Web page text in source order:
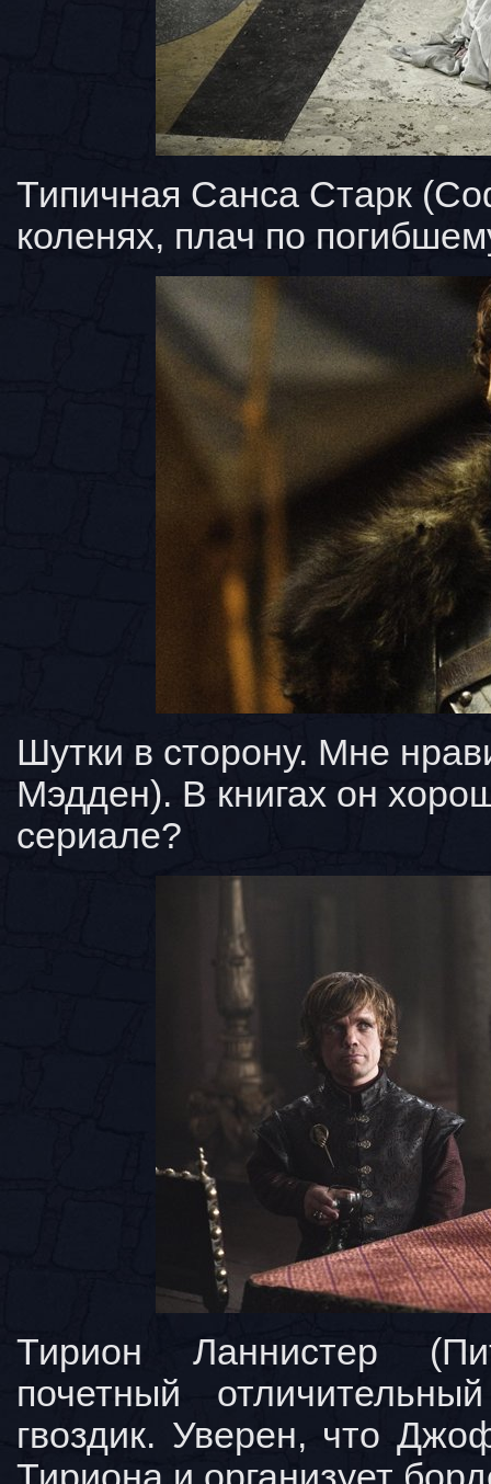
Типичная Санса Старк
коленях, плач по
Шутки в сторону. Мне
Мэдден). В книгах он
сериале?
Тирион Ланнистер
почетный
гвоздик. Уверен, что